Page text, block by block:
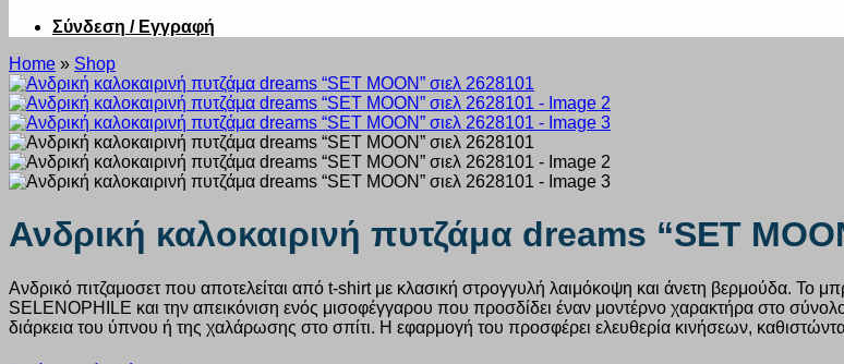
Σύνδεση / Εγγραφή
Home » Shop
Ανδρική καλοκαιρινή πυτζάμα dreams “SET
Ανδρικό πιτζαμοσετ που αποτελείται από t-shirt με κλασική στρογγυλή λαιμόκοψη και άνετη βερμούδα. Το
SELENOPHILE και την απεικόνιση ενός μισοφέγγαρου που προσδίδει έναν μοντέρνο χαρακτήρα στο
διάρκεια του ύπνου ή της χαλάρωσης στο σπίτι. Η εφαρμογή του προσφέρει ελευθερία κινήσεων, καθιστώντας